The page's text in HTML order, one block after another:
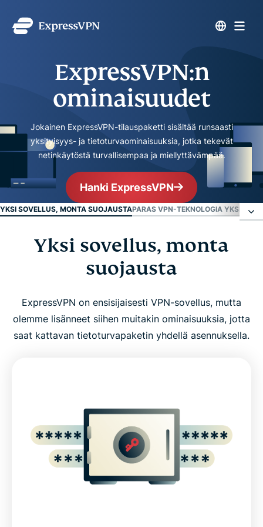
ExpressVPN:n
ominaisuudet
Jokainen ExpressVPN-tilauspaketti sisältää runsaasti
yksityisyys- ja tietoturvaominaisuuksia, jotka tekevät
netinkäytöstä turvallisempaa ja miellyttävämpää.
Hanki ExpressVPN
YKSI SOVELLUS, MONTA SUOJAUSTAPARAS VPN-TEKNOLOGIA
Yksi sovellus, monta suojausta
Paras VPN-teknologia yksityisyyden suojaamiseen
ExpressVPN:ltä saat enemmän
Hanki nämä ominaisuudet ja paljon muuta, täysin
Yksi sovellus, monta
suojausta
ExpressVPN on ensisijaisesti VPN-sovellus, mutta
olemme lisänneet siihen muitakin ominaisuuksia, jotta
saat kattavan tietoturvapaketin yhdellä asennuksella.